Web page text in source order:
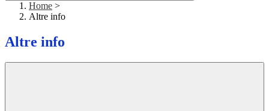
Home >
Altre info
Altre info